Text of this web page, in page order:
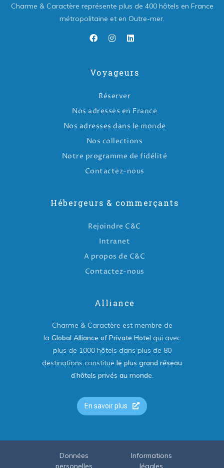
Charme & Caractère représente plus de 400 hôtels en France
métropolitaine et en Outre-mer.
Voyageurs
Réserver
Nos adresses en France
Nos adresses dans le monde
Nos collections
Notre programme de fidélité
Contactez-nous
Hébergeurs & commerçants
Rejoindre C&C
Intranet
A propos de C&C
Contactez-nous
Alliance
Charme & Caractère est membre de
la Global Alliance of Private Hotel qui avec
plus de 1000 hôtels dans plus de 80
destinations constitue le plus grand réseau
d’hôtels privés au monde.
En savoir plus
Données
personelles
Informations
légales